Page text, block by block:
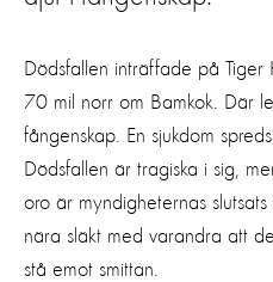
Dödsfallen inträffade på
70 mil norr om Bamkok. Där
fångenskap. En sjukdom
Dödsfallen är tragiska i sig,
oro är myndigheternas
nära släkt med varandra att
stå emot smittan.